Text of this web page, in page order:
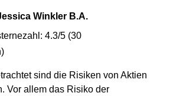
Winkler B.A.
4.3/5 (30
)
sind die Risiken von Aktien
Vor allem das Risiko der